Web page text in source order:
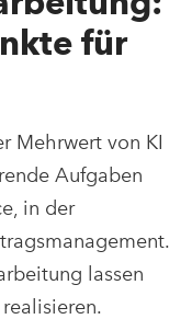
für
Mehrwert von KI
Aufgaben
in der
lassen